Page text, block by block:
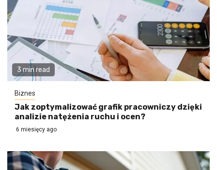
3 min read
Biznes
Jak zoptymalizować grafik pracowniczy dzięki
analizie natężenia ruchu i ocen?
6 miesięcy ago